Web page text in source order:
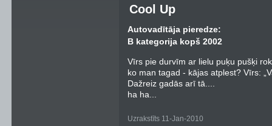
Cool Up
Autovadītāja pieredze:
B kategorija kopš 2002
Vīrs pie durvīm ar lielu puķu pušķi
ko man tagad - kājas atplest? Vīrs:
Dažreiz gadās arī tā....
ha ha...
Uzrakstīts 11-Jan-2010